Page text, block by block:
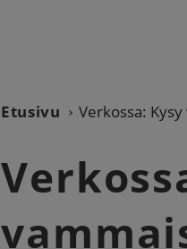
Etusivu Verkossa: